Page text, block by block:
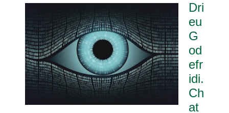
Dri
eu
G
od
efr
idi.
Ch
at